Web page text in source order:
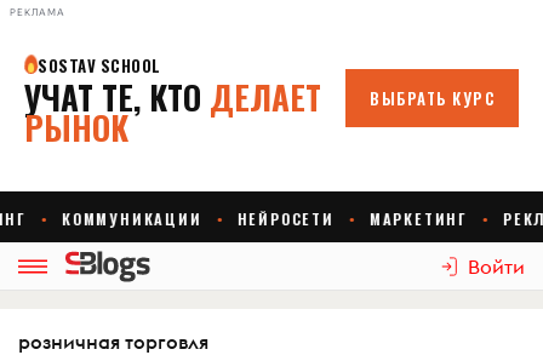
РЕКЛАМА
Войти
розничная торговля